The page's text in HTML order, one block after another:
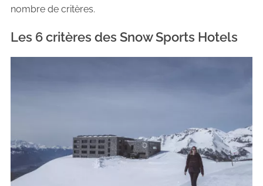
nombre de critères.
Les 6 critères des Snow Sports Hotels